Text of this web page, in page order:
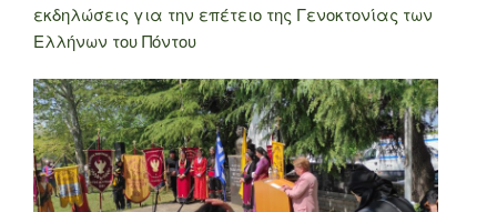
εκδηλώσεις για την επέτειο της Γενοκτονίας των
Ελλήνων του Πόντου